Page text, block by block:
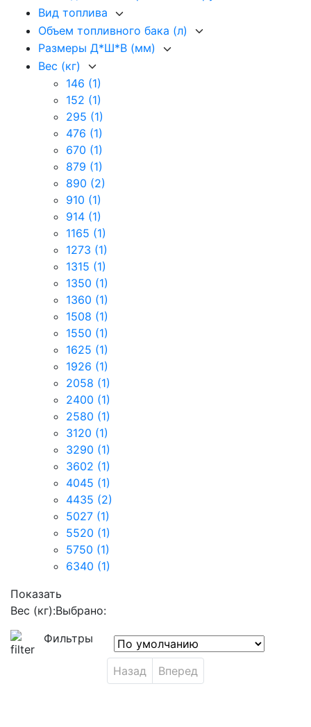
Вид топлива
Объем топливного бака (л)
Размеры Д*Ш*В (мм)
Вес (кг)
146 (1)
152 (1)
295 (1)
476 (1)
670 (1)
879 (1)
890 (2)
910 (1)
914 (1)
1165 (1)
1273 (1)
1315 (1)
1350 (1)
1360 (1)
1508 (1)
1550 (1)
1625 (1)
1926 (1)
2058 (1)
2400 (1)
2580 (1)
3120 (1)
3290 (1)
3602 (1)
4045 (1)
4435 (2)
5027 (1)
5520 (1)
5750 (1)
6340 (1)
Показать
Вес (кг):Выбрано:
Фильтры
Назад Вперед